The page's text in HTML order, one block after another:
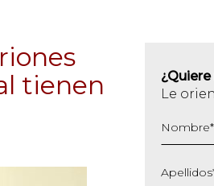
tienen
Le
Nombre*
Apellidos